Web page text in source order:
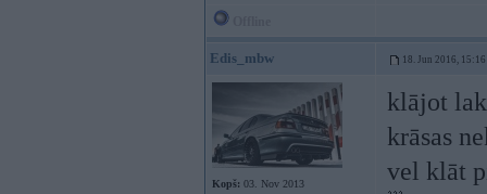
Edis_mbw 18. Jun 2016, 15:16
Kopš: 03. Nov 2013
klājot
krāsas
vel klāt